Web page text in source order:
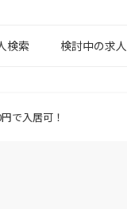
検索 検討中の求人
で入居可！